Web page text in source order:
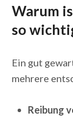
Warum
so
Ein gut
mehrere
Reibung